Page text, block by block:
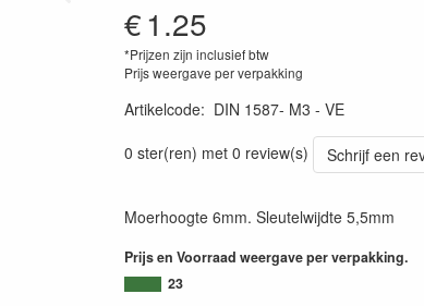
€1.25
*Prijzen zijn inclusief btw
Prijs weergave per verpakking
Artikelcode: DIN 1587- M3 - VE
0 ster(ren) met 0 review(s)
Schrijf een
Moerhoogte 6mm. Sleutelwijdte 5,5mm
Prijs en Voorraad weergave per verpakking.
23